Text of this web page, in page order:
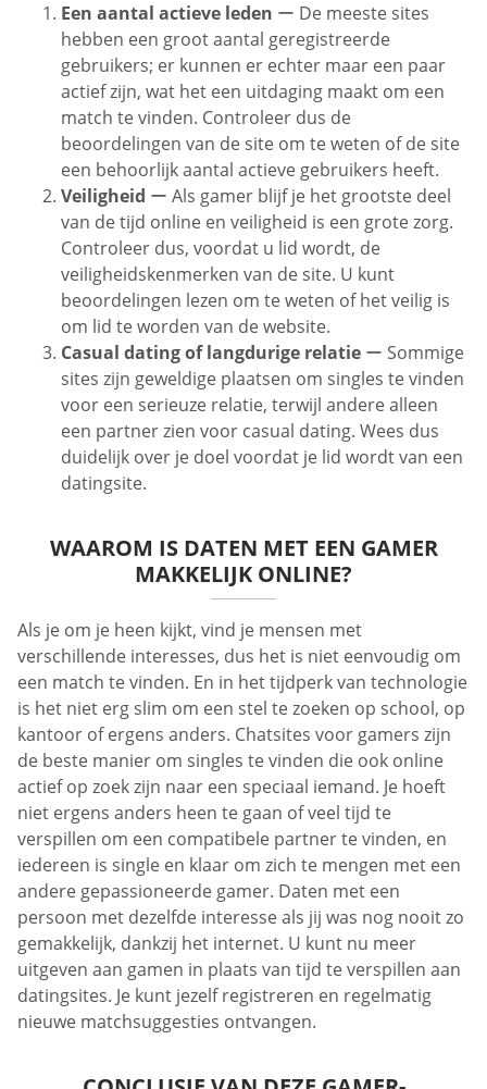
Een aantal actieve leden ー De meeste sites
hebben een groot aantal geregistreerde
gebruikers; er kunnen er echter maar een paar
actief zijn, wat het een uitdaging maakt om een ​​
match te vinden. Controleer dus de
beoordelingen van de site om te weten of de site
een behoorlijk aantal actieve gebruikers heeft.
Veiligheid ー Als gamer blijf je het grootste deel
van de tijd online en veiligheid is een grote zorg.
Controleer dus, voordat u lid wordt, de
veiligheidskenmerken van de site. U kunt
beoordelingen lezen om te weten of het veilig is
om lid te worden van de website.
Casual dating of langdurige relatie ー Sommige
sites zijn geweldige plaatsen om singles te vinden
voor een serieuze relatie, terwijl andere alleen
een partner zien voor casual dating. Wees dus
duidelijk over je doel voordat je lid wordt van een
datingsite.
WAAROM IS DATEN MET EEN GAMER
MAKKELIJK ONLINE?
Als je om je heen kijkt, vind je mensen met
verschillende interesses, dus het is niet eenvoudig om
een ​​match te vinden. En in het tijdperk van technologie
is het niet erg slim om een ​​stel te zoeken op school, op
kantoor of ergens anders. Chatsites voor gamers zijn
de beste manier om singles te vinden die ook online
actief op zoek zijn naar een speciaal iemand. Je hoeft
niet ergens anders heen te gaan of veel tijd te
verspillen om een ​​compatibele partner te vinden, en
iedereen is single en klaar om zich te mengen met een
andere gepassioneerde gamer. Daten met een
persoon met dezelfde interesse als jij was nog nooit zo
gemakkelijk, dankzij het internet. U kunt nu meer
uitgeven aan gamen in plaats van tijd te verspillen aan
datingsites. Je kunt jezelf registreren en regelmatig
nieuwe matchsuggesties ontvangen.